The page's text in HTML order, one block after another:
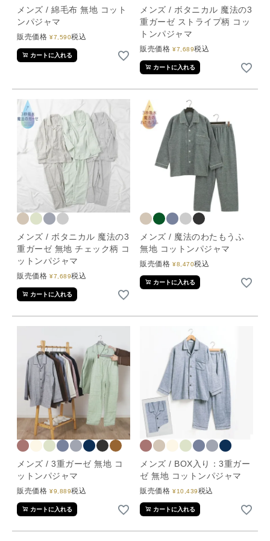
メンズ / 綿毛布 無地 コット
ンパジャマ
販売価格 ¥7,590税込
カートに入れる
メンズ / ボタニカル 魔法の3
重ガーゼ ストライプ柄 コッ
トンパジャマ
販売価格 ¥7,689税込
カートに入れる
メンズ / ボタニカル 魔法の3
重ガーゼ 無地 チェック柄 コ
ットンパジャマ
販売価格 ¥7,689税込
カートに入れる
メンズ / 魔法のわたもうふ
無地 コットンパジャマ
販売価格 ¥8,470税込
カートに入れる
メンズ / 3重ガーゼ 無地 コ
ットンパジャマ
販売価格 ¥9,889税込
カートに入れる
メンズ / BOX入り：3重ガー
ゼ 無地 コットンパジャマ
販売価格 ¥10,439税込
カートに入れる